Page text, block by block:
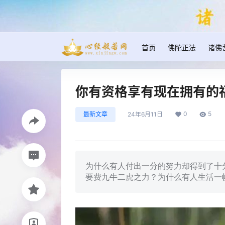
首页 佛陀正法 诸佛
你有资格享有现在拥有的
最新文章 24年6月11日 0 5
为什么有人付出一分的努力却得到了
要费九牛二虎之力？为什么有人生活